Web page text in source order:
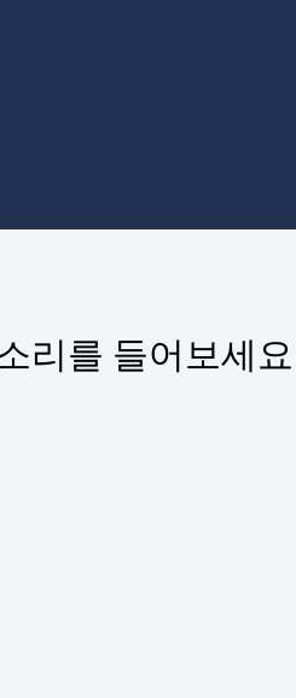
리를 들어보세요